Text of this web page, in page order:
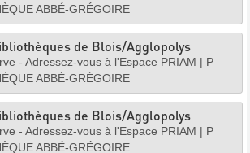
ABBÉ-GRÉGOIRE
de Blois/Agglopolys
- Adressez-vous à l'Espace PRIAM | P
ABBÉ-GRÉGOIRE
de Blois/Agglopolys
- Adressez-vous à l'Espace PRIAM | P
ABBÉ-GRÉGOIRE